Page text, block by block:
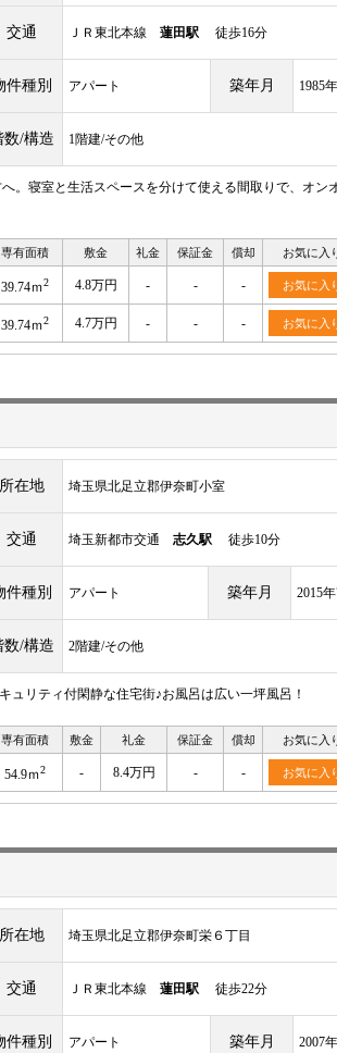
交通 ＪＲ東北本線 蓮田駅 徒歩16分
件種別 アパート 築年月 1985
数/構造 1階建/その他
。寝室と生活スペースを分けて使える間取りで、オン
専有面積 敷金 礼金 保証金 償却 お気に入
39.74ｍ2 4.8万円 - - - お気に入
39.74ｍ2 4.7万円 - - - お気に入
所在地 埼玉県北足立郡伊奈町小室
交通 埼玉新都市交通 志久駅 徒歩10分
件種別 アパート 築年月 2015年
数/構造 2階建/その他
リティ付閑静な住宅街♪お風呂は広い一坪風呂！
専有面積 敷金 礼金 保証金 償却 お気に入
54.9ｍ2 - 8.4万円 - - お気に入
所在地 埼玉県北足立郡伊奈町栄６丁目
交通 ＪＲ東北本線 蓮田駅 徒歩22分
件種別 アパート 築年月 2007